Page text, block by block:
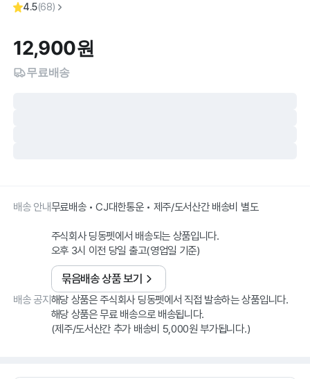
4.5(68)
12,900원
무료배송
배송 안내무료배송 • CJ대한통운 • 제주/도서산간 배송비 별도
주식회사 딩동펫에서 배송되는 상품입니다.
오후 3시 이전 당일 출고(영업일 기준)
묶음배송 상품 보기
배송 공지 해당 상품은 주식회사 딩동펫에서 직접 발송하는 상품입니다.
해당 상품은 무료 배송으로 배송됩니다.